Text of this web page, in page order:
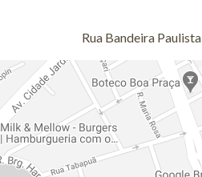
Rua Bandeira